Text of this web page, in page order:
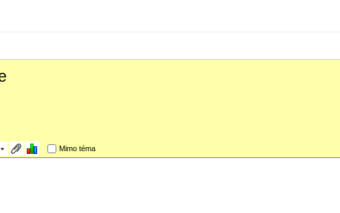
Mimo téma